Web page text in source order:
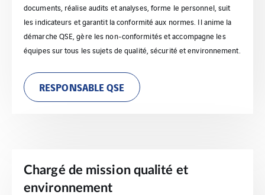
documents, réalise audits et analyses, forme le personnel, suit
les indicateurs et garantit la conformité aux normes. Il anime la
démarche QSE, gère les non‑conformités et accompagne les
équipes sur tous les sujets de qualité, sécurité et environnement.
RESPONSABLE QSE
Chargé de mission qualité et
environnement